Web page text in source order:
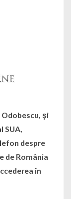
şi
despre
de România
în